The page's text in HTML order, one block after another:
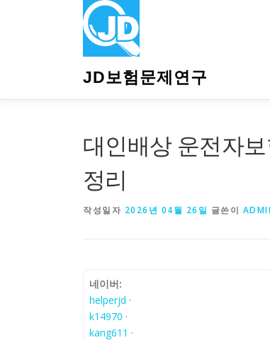
JD보험문제연구
대인배상 운전자
정리
작성일자 2026년 04월 26일 글쓴이
네이버:
helperjd ·
k14970 ·
kang611 ·